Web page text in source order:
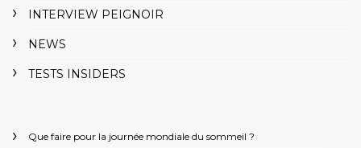
INTERVIEW PEIGNOIR
NEWS
TESTS INSIDERS
Que faire pour la journée mondiale du sommeil ?